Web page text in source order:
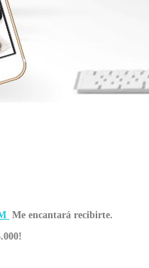
Me encantará recibirte.